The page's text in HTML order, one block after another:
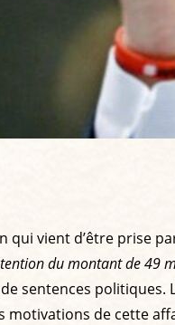
qui vient d’être prise
du montant de 49
sentences
motivations de cette